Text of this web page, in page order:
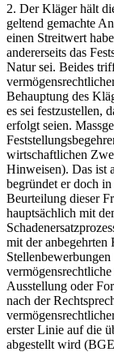
2. Der Kläger hält
geltend gemachte
einen Streitwert
andererseits das
Natur sei. Beides
Behauptung des
es sei festzustellen,
erfolgt seien.
wirtschaftlichen
Hinweisen). Das ist
begründet er doch
Beurteilung dieser
hauptsächlich mit
mit der anbegehrten
Ausstellung oder
nach der
erster Linie auf die
abgestellt wird